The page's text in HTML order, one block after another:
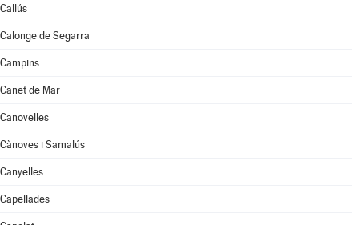
Callús
Calonge de Segarra
Campins
Canet de Mar
Canovelles
Cànoves i Samalús
Canyelles
Capellades